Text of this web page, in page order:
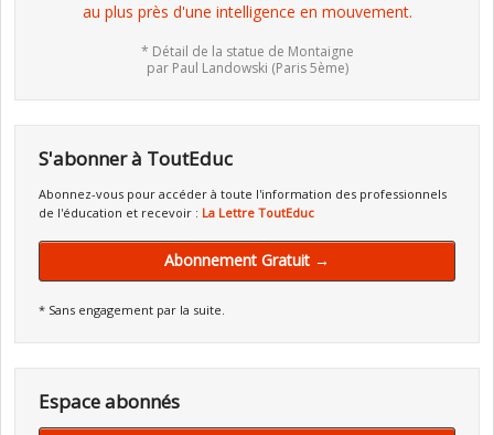
au plus près d'une intelligence en mouvement.
* Détail de la statue de Montaigne
par Paul Landowski (Paris 5ème)
S'abonner à ToutEduc
Abonnez-vous pour accéder à toute l'information des professionnels
de l'éducation et recevoir : La Lettre ToutEduc
Abonnement Gratuit →
* Sans engagement par la suite.
Espace abonnés